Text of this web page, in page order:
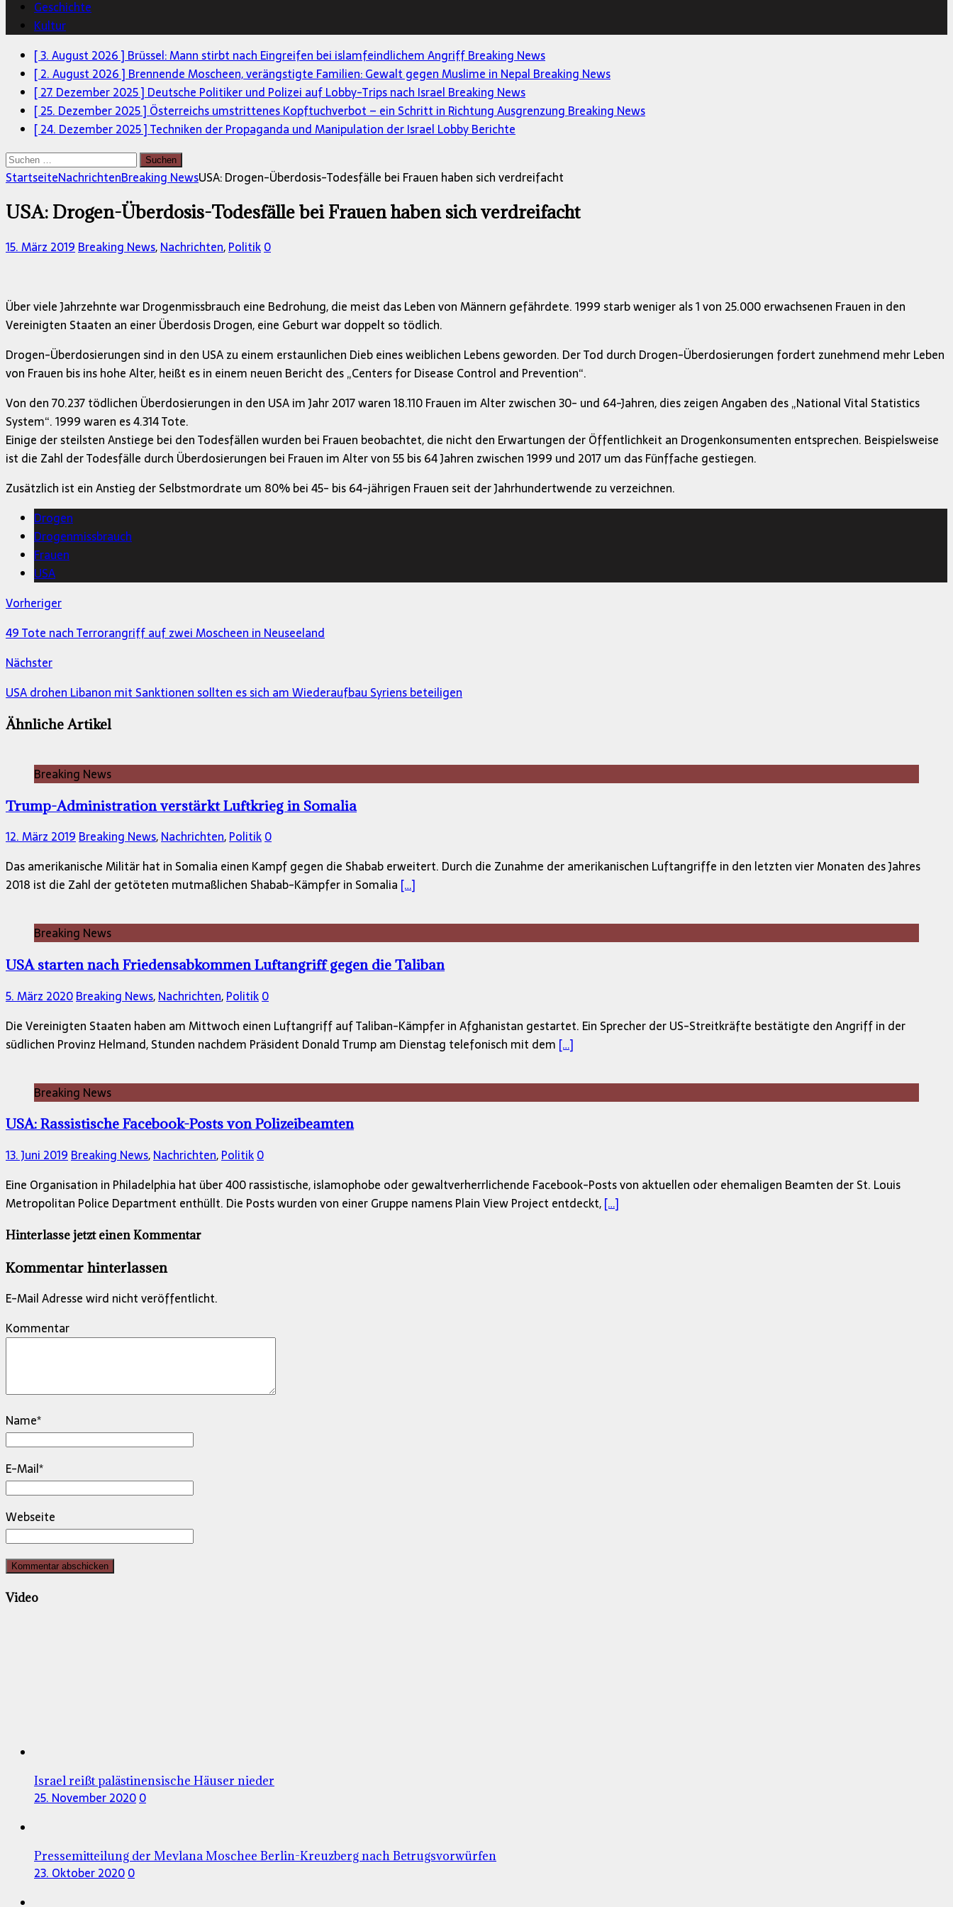
Geschichte
Kultur
[ 3. August 2026 ] Brüssel: Mann stirbt nach Eingreifen bei islamfeindlichem AngriffBreaking News
[ 2. August 2026 ] Brennende Moscheen, verängstigte Familien: Gewalt gegen Muslime in Nepal Breaking News
[ 27. Dezember 2025 ] Deutsche Politiker und Polizei auf Lobby-Trips nach Israel Breaking News
[ 25. Dezember 2025 ] Österreichs umstrittenes Kopftuchverbot – ein Schritt in Richtung Ausgrenzung Breaking News
[ 24. Dezember 2025 ]Techniken der Propaganda und Manipulation der Israel LobbyBerichte
Suchen
nach:
StartseiteNachrichtenBreaking NewsUSA: Drogen-Überdosis-Todesfälle bei Frauen haben sich verdreifacht
USA: Drogen-Überdosis-Todesfälle bei Frauen haben sich verdreifacht
15. März 2019Breaking News,Nachrichten,Politik0
Über viele Jahrzehnte war Drogenmissbrauch eine Bedrohung, die meist das Leben von Männern gefährdete. 1999 starb weniger als 1 von 25.000 erwachsenen Frauen in den
Vereinigten Staaten an einer Überdosis Drogen, eine Geburt war doppelt so tödlich.
Drogen-Überdosierungen sind in den USA zu einem erstaunlichen Dieb eines weiblichen Lebens geworden. Der Tod durch Drogen-Überdosierungen fordert zunehmend mehr Leben
von Frauen bis ins hohe Alter, heißt es in einem neuen Bericht des „Centers for Disease Control and Prevention“.
Von den 70.237 tödlichen Überdosierungen in den USA im Jahr 2017 waren 18.110 Frauen im Alter zwischen 30- und 64-Jahren, dies zeigen Angaben des „National Vital Statistics
System“. 1999 waren es 4.314 Tote.
Einige der steilsten Anstiege bei den Todesfällen wurden bei Frauen beobachtet, die nicht den Erwartungen der Öffentlichkeit an Drogenkonsumenten entsprechen. Beispielsweise
ist die Zahl der Todesfälle durch Überdosierungen bei Frauen im Alter von 55 bis 64 Jahren zwischen 1999 und 2017 um das Fünffache gestiegen.
Zusätzlich ist ein Anstieg der Selbstmordrate um 80% bei 45- bis 64-jährigen Frauen seit der Jahrhundertwende zu verzeichnen.
Drogen
Drogenmissbrauch
Frauen
USA
Vorheriger
49 Tote nach Terrorangriff auf zwei Moscheen in Neuseeland
Nächster
USA drohen Libanon mit Sanktionen sollten es sich am Wiederaufbau Syriens beteiligen
Ähnliche Artikel
Breaking News
Trump-Administration verstärkt Luftkrieg in Somalia
12. März 2019Breaking News,Nachrichten,Politik0
Das amerikanische Militär hat in Somalia einen Kampf gegen die Shabab erweitert. Durch die Zunahme der amerikanischen Luftangriffe in den letzten vier Monaten des Jahres
2018 ist die Zahl der getöteten mutmaßlichen Shabab-Kämpfer in Somalia […]
Breaking News
USA starten nach Friedensabkommen Luftangriff gegen die Taliban
5. März 2020Breaking News,Nachrichten,Politik0
Die Vereinigten Staaten haben am Mittwoch einen Luftangriff auf Taliban-Kämpfer in Afghanistan gestartet. Ein Sprecher der US-Streitkräfte bestätigte den Angriff in der
südlichen Provinz Helmand, Stunden nachdem Präsident Donald Trump am Dienstag telefonisch mit dem […]
Breaking News
USA: Rassistische Facebook-Posts von Polizeibeamten
13. Juni 2019 Breaking News,Nachrichten,Politik0
Eine Organisation in Philadelphia hat über 400 rassistische, islamophobe oder gewaltverherrlichende Facebook-Posts von aktuellen oder ehemaligen Beamten der St. Louis
Metropolitan Police Department enthüllt. Die Posts wurden von einer Gruppe namens Plain View Project entdeckt,[…]
Hinterlasse jetzt einen Kommentar
Kommentar hinterlassen
E-Mail Adresse wird nicht veröffentlicht.
Kommentar
Name*
E-Mail*
Webseite
Video
Israel reißt palästinensische Häuser nieder
25. November 20200
Pressemitteilung der Mevlana Moschee Berlin-Kreuzberg nach Betrugsvorwürfen
23. Oktober 20200